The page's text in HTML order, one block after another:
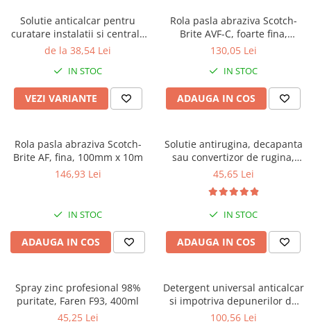
Solutie anticalcar pentru
curatare instalatii si centrale
termice, Faren Decal VR27
de la 38,54 Lei
IN STOC
VEZI VARIANTE
Rola pasla abraziva Scotch-
Brite AVF-C, foarte fina,
100mm x 10m
130,05 Lei
IN STOC
ADAUGA IN COS
Rola pasla abraziva Scotch-
Brite AF, fina, 100mm x 10m
146,93 Lei
IN STOC
ADAUGA IN COS
Solutie antirugina, decapanta
sau convertizor de rugina,
Faren Ruginox, 250 ml
45,65 Lei
IN STOC
ADAUGA IN COS
Spray zinc profesional 98%
puritate, Faren F93, 400ml
45,25 Lei
Detergent universal anticalcar
si impotriva depunerilor de
ciment, Faren Rapido, 5 litri
100,56 Lei